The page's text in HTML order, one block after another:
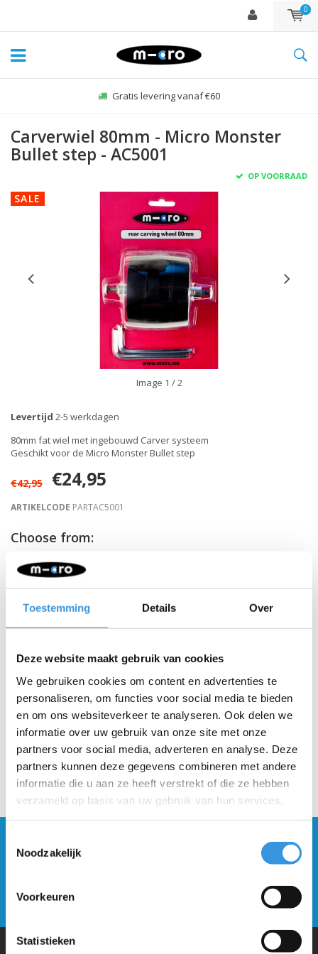
Toestemming Details Over
Deze website maakt gebruik van cookies
We gebruiken cookies om content en advertenties te
personaliseren, om functies voor social media te bieden
en om ons websiteverkeer te analyseren. Ook delen we
informatie over uw gebruik van onze site met onze
partners voor social media, adverteren en analyse. Deze
partners kunnen deze gegevens combineren met andere
informatie die u aan ze heeft verstrekt of die ze hebben
verzameld op basis van uw gebruik van hun services.
Noodzakelijk
Voorkeuren
Statistieken
0
Gratis levering vanaf €60
Carverwiel 80mm - Micro Monster
Bullet step - AC5001
OP VOORRAAD
SALE
Image 1 / 2
Levertijd 2-5 werkdagen
80mm fat wiel met ingebouwd Carver systeem
Geschikt voor de Micro Monster Bullet step
€42,95 €24,95
ARTIKELCODE PARTAC5001
Choose from:
- + IN WINKELWAGEN
Gratis verzending vanaf €60
Beschrijving
Blijf op de hoogte en schrijf je in voor onze
nieuwsbrief
Verstuur